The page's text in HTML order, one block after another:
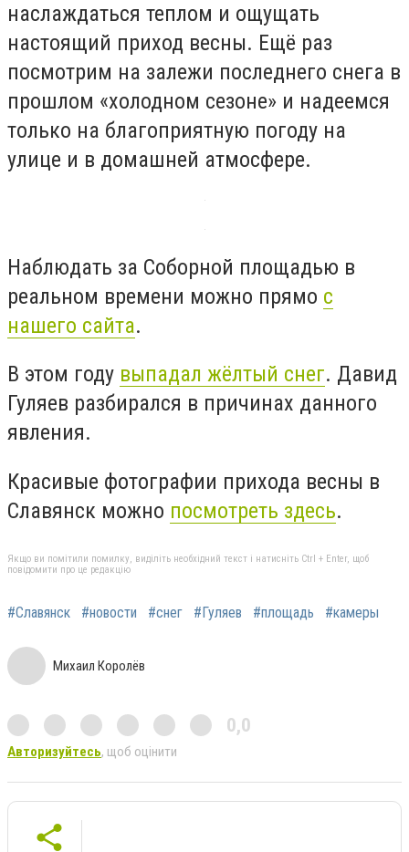
наслаждаться теплом и ощущать
настоящий приход весны. Ещё раз
посмотрим на залежи последнего снега в
прошлом «холодном сезоне» и надеемся
только на благоприятную погоду на
улице и в домашней атмосфере.
Наблюдать за Соборной площадью в
реальном времени можно прямо с
нашего сайта.
В этом году выпадал жёлтый снег. Давид
Гуляев разбирался в причинах данного
явления.
Красивые фотографии прихода весны в
Славянск можно посмотреть здесь.
Якщо ви помітили помилку, виділіть необхідний текст і натисніть Ctrl + Enter, щоб
повідомити про це редакцію
#Славянск #новости #снег #Гуляев #площадь #камеры
Михаил Королёв
0,0
Авторизуйтесь, щоб оцінити